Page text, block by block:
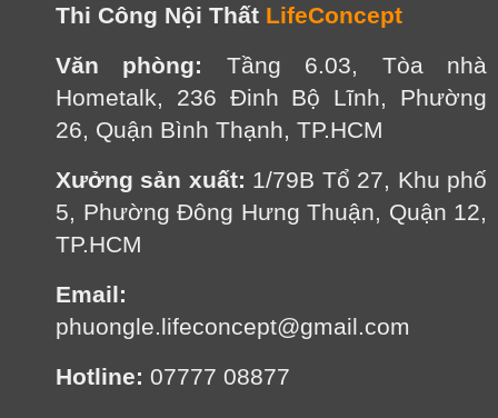
Thi Công Nội Thất LifeConcept
Văn phòng:
Tầng 6.03, Tòa nhà
Hometalk, 236 Đinh Bộ Lĩnh, Phường
26, Quận Bình Thạnh, TP.HCM
Xưởng sản xuất: 1/79B Tổ 27, Khu phố
5, Phường Đông Hưng Thuận, Quận 12,
TP.HCM
Email:
phuongle.lifeconcept@gmail.com
Hotline: 07777 08877